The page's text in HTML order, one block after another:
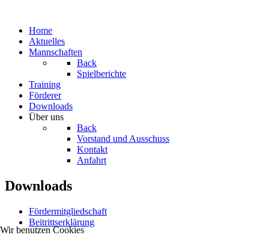
Home
Aktuelles
Mannschaften
Back
Spielberichte
Training
Förderer
Downloads
Über uns
Back
Vorstand und Ausschuss
Kontakt
Anfahrt
Downloads
Fördermitgliedschaft
Beitrittserklärung
Wir benutzen Cookies